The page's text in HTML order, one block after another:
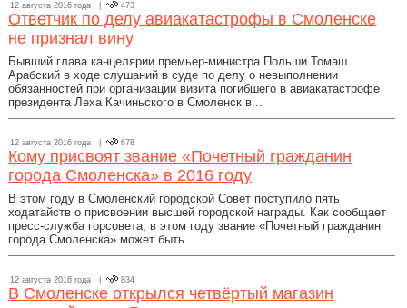
12 августа 2016 года | 473
Ответчик по делу авиакатастрофы в Смоленске
не признал вину
Бывший глава канцелярии премьер-министра Польши Томаш
Арабский в ходе слушаний в суде по делу о невыполнении
обязанностей при организации визита погибшего в авиакатастрофе
президента Леха Качиньского в Смоленск в...
12 августа 2016 года | 678
Кому присвоят звание «Почетный гражданин
города Смоленска» в 2016 году
В этом году в Смоленский городской Совет поступило пять
ходатайств о присвоении высшей городской награды. Как сообщает
пресс-служба горсовета, в этом году звание «Почетный гражданин
города Смоленска» может быть...
12 августа 2016 года | 834
В Смоленске открылся четвёртый магазин